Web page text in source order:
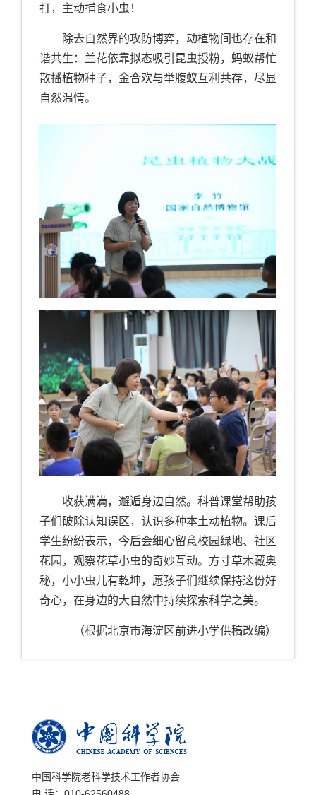
打，主动捕食小虫！
除去自然界的攻防博弈，动植物间也存在和
谐共生：兰花依靠拟态吸引昆虫授粉，蚂蚁帮忙
散播植物种子，金合欢与举腹蚁互利共存，尽显
自然温情。
收获满满，邂逅身边自然。科普课堂帮助孩
子们破除认知误区，认识多种本土动植物。课后
学生纷纷表示，今后会细心留意校园绿地、社区
花园，观察花草小虫的奇妙互动。方寸草木藏奥
秘，小小虫儿有乾坤，愿孩子们继续保持这份好
奇心，在身边的大自然中持续探索科学之美。
（根据北京市海淀区前进小学供稿改编）
中国科学院老科学技术工作者协会